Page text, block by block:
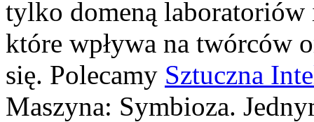
tylko domeną laboratoriów
które wpływa na twórców
się. Polecamy Sztuczna
Maszyna: Symbioza.